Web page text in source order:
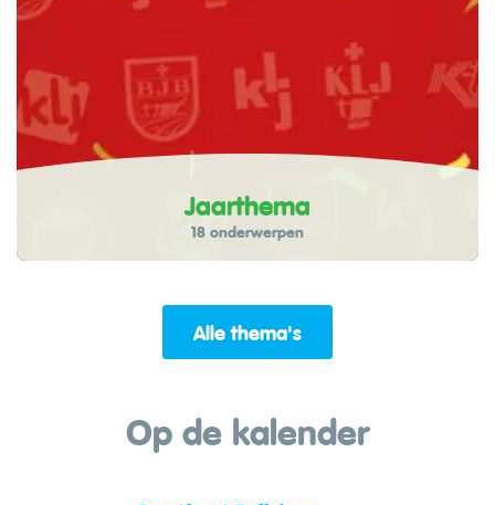
Jaarthema
18 onderwerpen
Alle thema's
Op de kalender